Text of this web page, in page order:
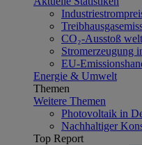
CO₂-Ausstoß
Stromerzeugung
EU-
Energie & Umwelt
Themen
Weitere Themen
Photovoltaik in
Nachhaltiger
Top Report